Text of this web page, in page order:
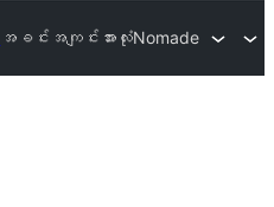
အခင်းအကျင်းအားလုံးNomade